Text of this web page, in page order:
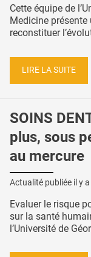
Cette équipe de
Medicine
reconstituer
LIRE LA SUITE
SOINS
plus, sous
au mercure
Actualité publiée il y a
Evaluer le risque
sur la santé
l’Université de